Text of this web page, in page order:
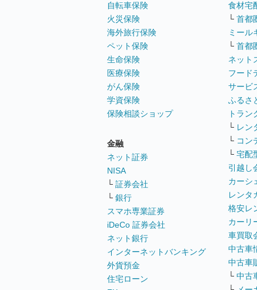
自転車保険
火災保険
海外旅行保険
ペット保険
生命保険
医療保険
がん保険
学資保険
保険相談ショップ
金融
ネット証券
NISA
└ 証券会社
└ 銀行
スマホ専業証券
iDeCo 証券会社
ネット銀行
インターネットバンキング
外貨預金
住宅ローン
食材宅
└ 首都
ミール
└ 首都
ネット
フード
サービ
ふるさ
トラン
└ レン
└ コン
└ 宅配
引越し
カーシ
レンタ
格安レ
カーリ
車買取
中古車
中古車
└ 中古